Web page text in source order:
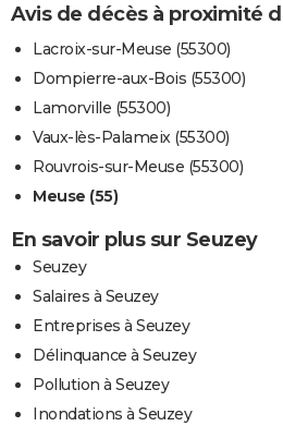
Avis de décès à proximité
Lacroix-sur-Meuse (55300)
Dompierre-aux-Bois (55300)
Lamorville (55300)
Vaux-lès-Palameix (55300)
Rouvrois-sur-Meuse (55300)
Meuse (55)
En savoir plus sur Seuzey
Seuzey
Salaires à Seuzey
Entreprises à Seuzey
Délinquance à Seuzey
Pollution à Seuzey
Inondations à Seuzey